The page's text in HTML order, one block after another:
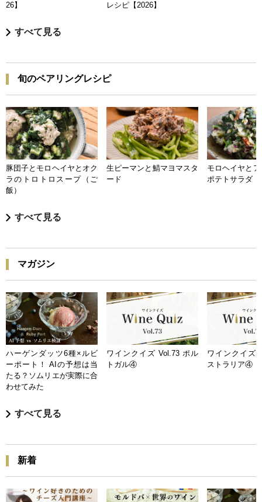
26】
レシピ【2026】
すべて見る
旬のペアリングレシピ
豚団子とモロヘイヤとオク
ラのトロトロスープ（ご
飯）
生ピーマンと鯖マヨマスタ
ード
モロヘイヤと
ポテトサラダ
すべて見る
マガジン
ハーゲンダッツ6種×ルビ
ーポート！ AIの予想は当
たる？ソムリエが実際に合
わせてみた
ワインクイズ Vol.73 ポル
トガル④
ワインクイズ
ストラリア④
すべて見る
新着